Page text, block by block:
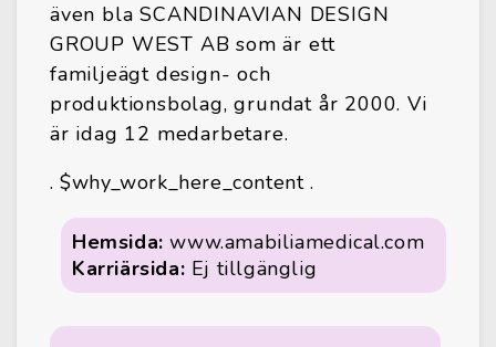
även bla SCANDINAVIAN DESIGN
GROUP WEST AB som är ett
familjeägt design- och
produktionsbolag, grundat år 2000. Vi
är idag 12 medarbetare.
. $why_work_here_content .
Hemsida: www.amabiliamedical.com
Karriärsida: Ej tillgänglig